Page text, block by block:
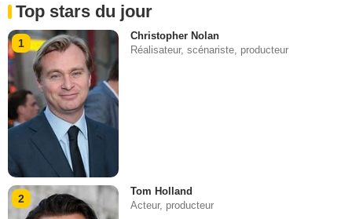
Top stars du jour
1
Christopher Nolan
Réalisateur, scénariste, producteur
2
Tom Holland
Acteur, producteur